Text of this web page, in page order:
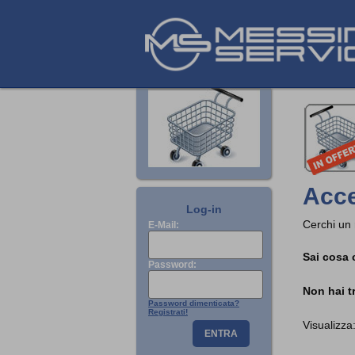
Log-in
E-Mail:
Password:
Password dimenticata?
Registrati!
ENTRA
Cerchi un
Sai cosa
Non hai
Visualizza: